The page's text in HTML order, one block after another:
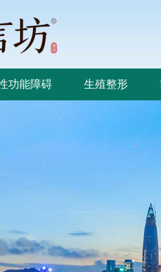
功能障碍 生殖整形